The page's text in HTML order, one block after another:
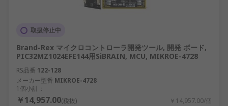
取扱停止中
Brand-Rex マイクロコントローラ開発ツール, 開発 ボード,
PIC32MZ1024EFE144用SiBRAIN, MCU, MIKROE-4728
RS品番 122-128
メーカー型番 MIKROE-4728
1個小計：
￥14,957.00(税抜) ￥14,957.00/個